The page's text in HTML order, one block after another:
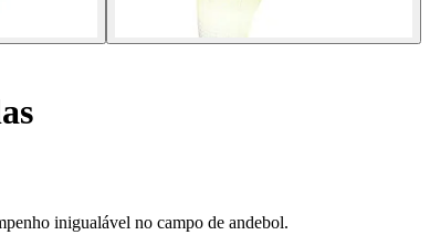
inigualável no campo de andebol.